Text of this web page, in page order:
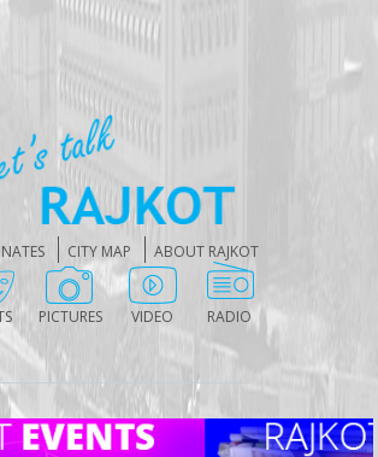
CITY MAP ABOUT RAJKOT
PICTURES VIDEO RADIO